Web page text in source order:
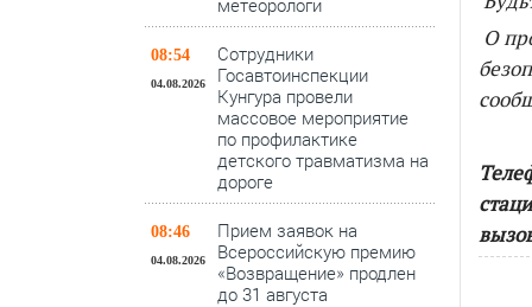
метеорологи
08:54
04.08.2026
Сотрудники
Госавтоинспекции
Кунгура провели
массовое мероприятие
по профилактике
детского травматизма на
дороге
08:46
04.08.2026
Прием заявок на
Всероссийскую премию
«Возвращение» продлен
до 31 августа
О